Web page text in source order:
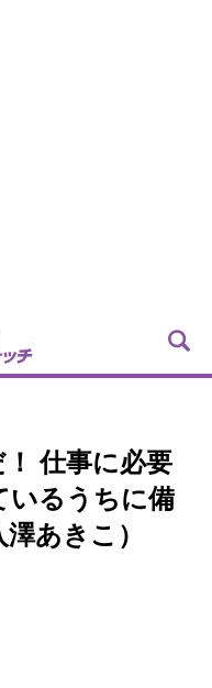
！ 仕事に必要
いるうちに備
あきこ）